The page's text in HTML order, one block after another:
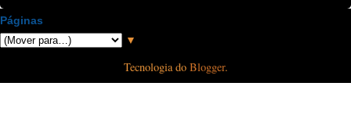
Páginas
▼
Tecnologia do Blogger.